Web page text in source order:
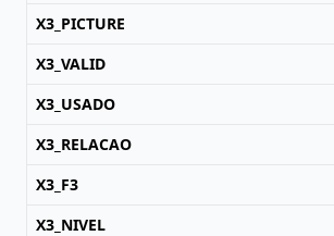
X3_PICTURE
X3_VALID
X3_USADO
X3_RELACAO
X3_F3
X3_NIVEL